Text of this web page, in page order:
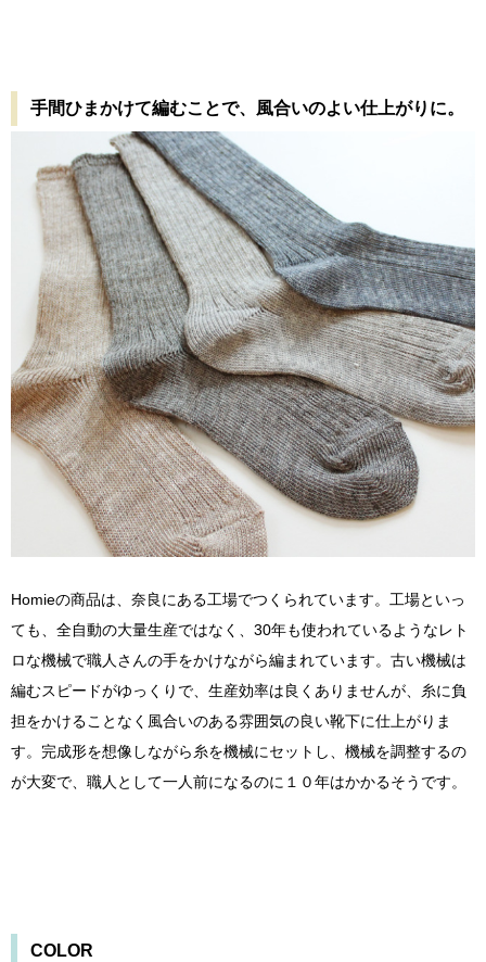
手間ひまかけて編むことで、風合いのよい仕上がりに。
Homieの商品は、奈良にある工場でつくられています。工場といっ
ても、全自動の大量生産ではなく、30年も使われているようなレト
ロな機械で職人さんの手をかけながら編まれています。古い機械は
編むスピードがゆっくりで、生産効率は良くありませんが、糸に負
担をかけることなく風合いのある雰囲気の良い靴下に仕上がりま
す。完成形を想像しながら糸を機械にセットし、機械を調整するの
が大変で、職人として一人前になるのに１０年はかかるそうです。
COLOR